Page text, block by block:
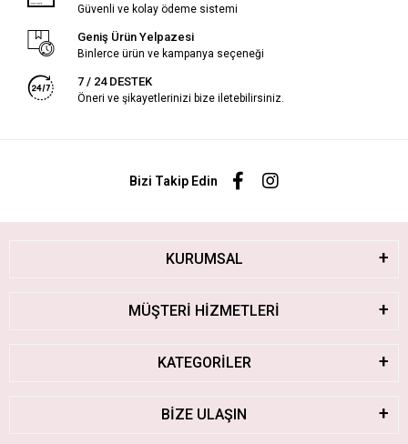
Güvenli ve kolay ödeme sistemi
Geniş Ürün Yelpazesi
Binlerce ürün ve kampanya seçeneği
7 / 24 DESTEK
Öneri ve şikayetlerinizi bize iletebilirsiniz.
Bizi Takip Edin
KURUMSAL
MÜŞTERİ HİZMETLERİ
KATEGORİLER
BİZE ULAŞIN